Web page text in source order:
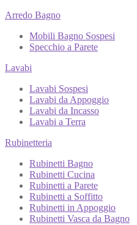
Arredo Bagno
Mobili Bagno Sospesi
Specchio a Parete
Lavabi
Lavabi Sospesi
Lavabi da Appoggio
Lavabi da Incasso
Lavabi a Terra
Rubinetteria
Rubinetti Bagno
Rubinetti Cucina
Rubinetti a Parete
Rubinetti a Soffitto
Rubinetti in Appoggio
Rubinetti Vasca da Bagno